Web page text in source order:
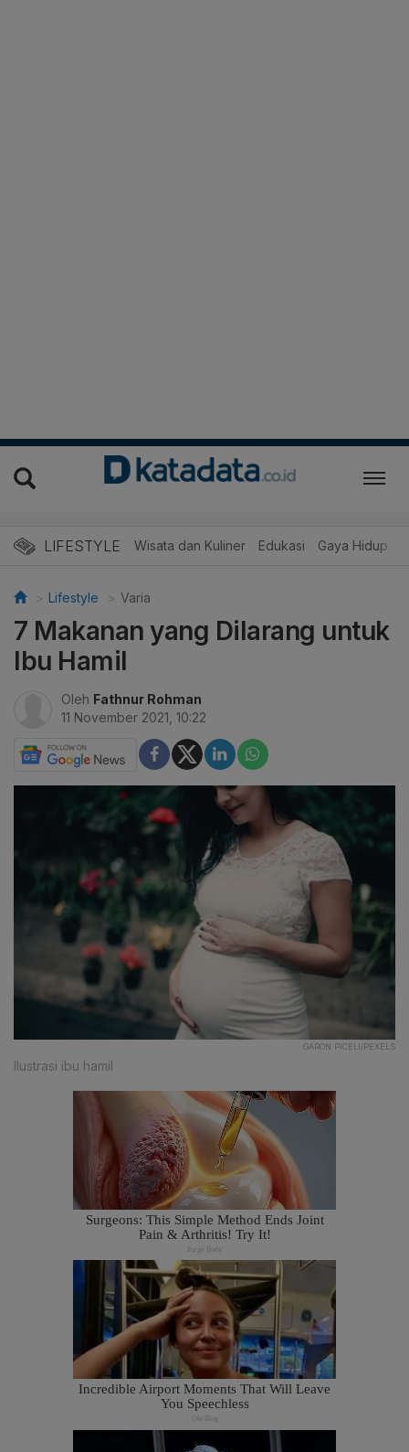
LIFESTYLE Wisata dan Kuliner Edukasi Gaya Hidup
Lifestyle Varia
7 Makanan yang Dilarang untuk
Ibu Hamil
Oleh Fathnur Rohman
11 November 2021, 10:22
GARON PICELI/PEXELS
Ilustrasi ibu hamil